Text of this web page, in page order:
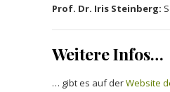
Prof. Dr. Iris Steinberg:
Weitere Infos…
… gibt es auf derWebsite